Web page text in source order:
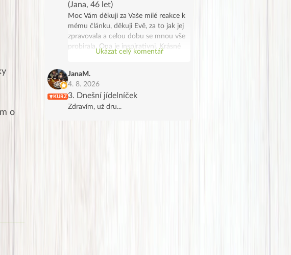
o
(Jana, 46 let)
Moc Vám děkuji za Vaše milé reakce k
mému článku, děkuji Evě, za to jak jej
zpravovala a celou dobu se mnou vše
probirala. Ona je inspirativni. Krásné
Ukázat celý komentář
KURZ
JanaM.
4. 8. 2026
3. Dnešní jídelníček
Zdravím, už dru...